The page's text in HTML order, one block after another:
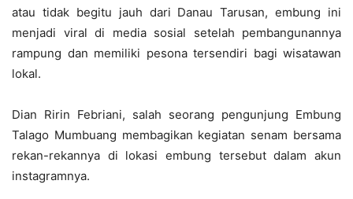
atau tidak begitu jauh dari Danau Tarusan, embung ini
menjadi viral di media sosial setelah pembangunannya
rampung dan memiliki pesona tersendiri bagi wisatawan
lokal.
Dian Ririn Febriani, salah seorang pengunjung Embung
Talago Mumbuang membagikan kegiatan senam bersama
rekan-rekannya di lokasi embung tersebut dalam akun
instagramnya.